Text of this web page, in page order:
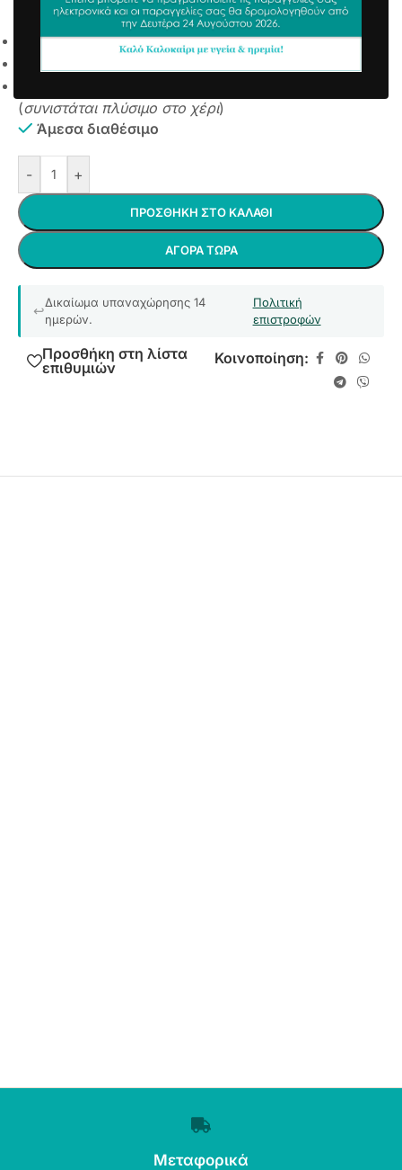
3,71€ συμπ. Φ.Π.Α
Αντιολισθητικό Υπόστρωμα
(συνιστάται πλύσιμο στο χέρι)
Άμεσα διαθέσιμο
- +
ΠΡΟΣΘΉΚΗ ΣΤΟ ΚΑΛΆΘΙ
ΑΓΟΡΆ ΤΏΡΑ
Δικαίωμα υπαναχώρησης 14
ημερών.
Πολιτική
επιστροφών
Προσθήκη στη λίστα
επιθυμιών
Κοινοποίηση:
Μεταφορικά